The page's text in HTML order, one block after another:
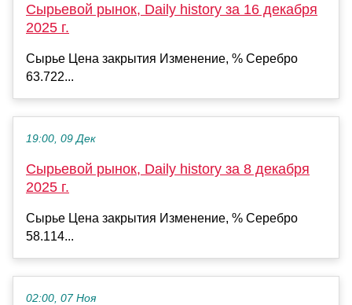
Сырьевой рынок, Daily history за 16 декабря
2025 г.
Сырье Цена закрытия Изменение, % Серебро
63.722...
19:00, 09 Дек
Сырьевой рынок, Daily history за 8 декабря
2025 г.
Сырье Цена закрытия Изменение, % Серебро
58.114...
02:00, 07 Ноя